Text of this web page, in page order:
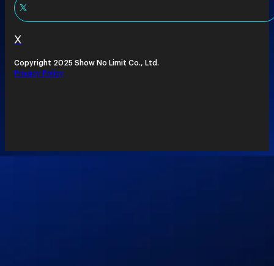
X
Copyright 2025 Show No Limit Co., Ltd.
Privacy Policy